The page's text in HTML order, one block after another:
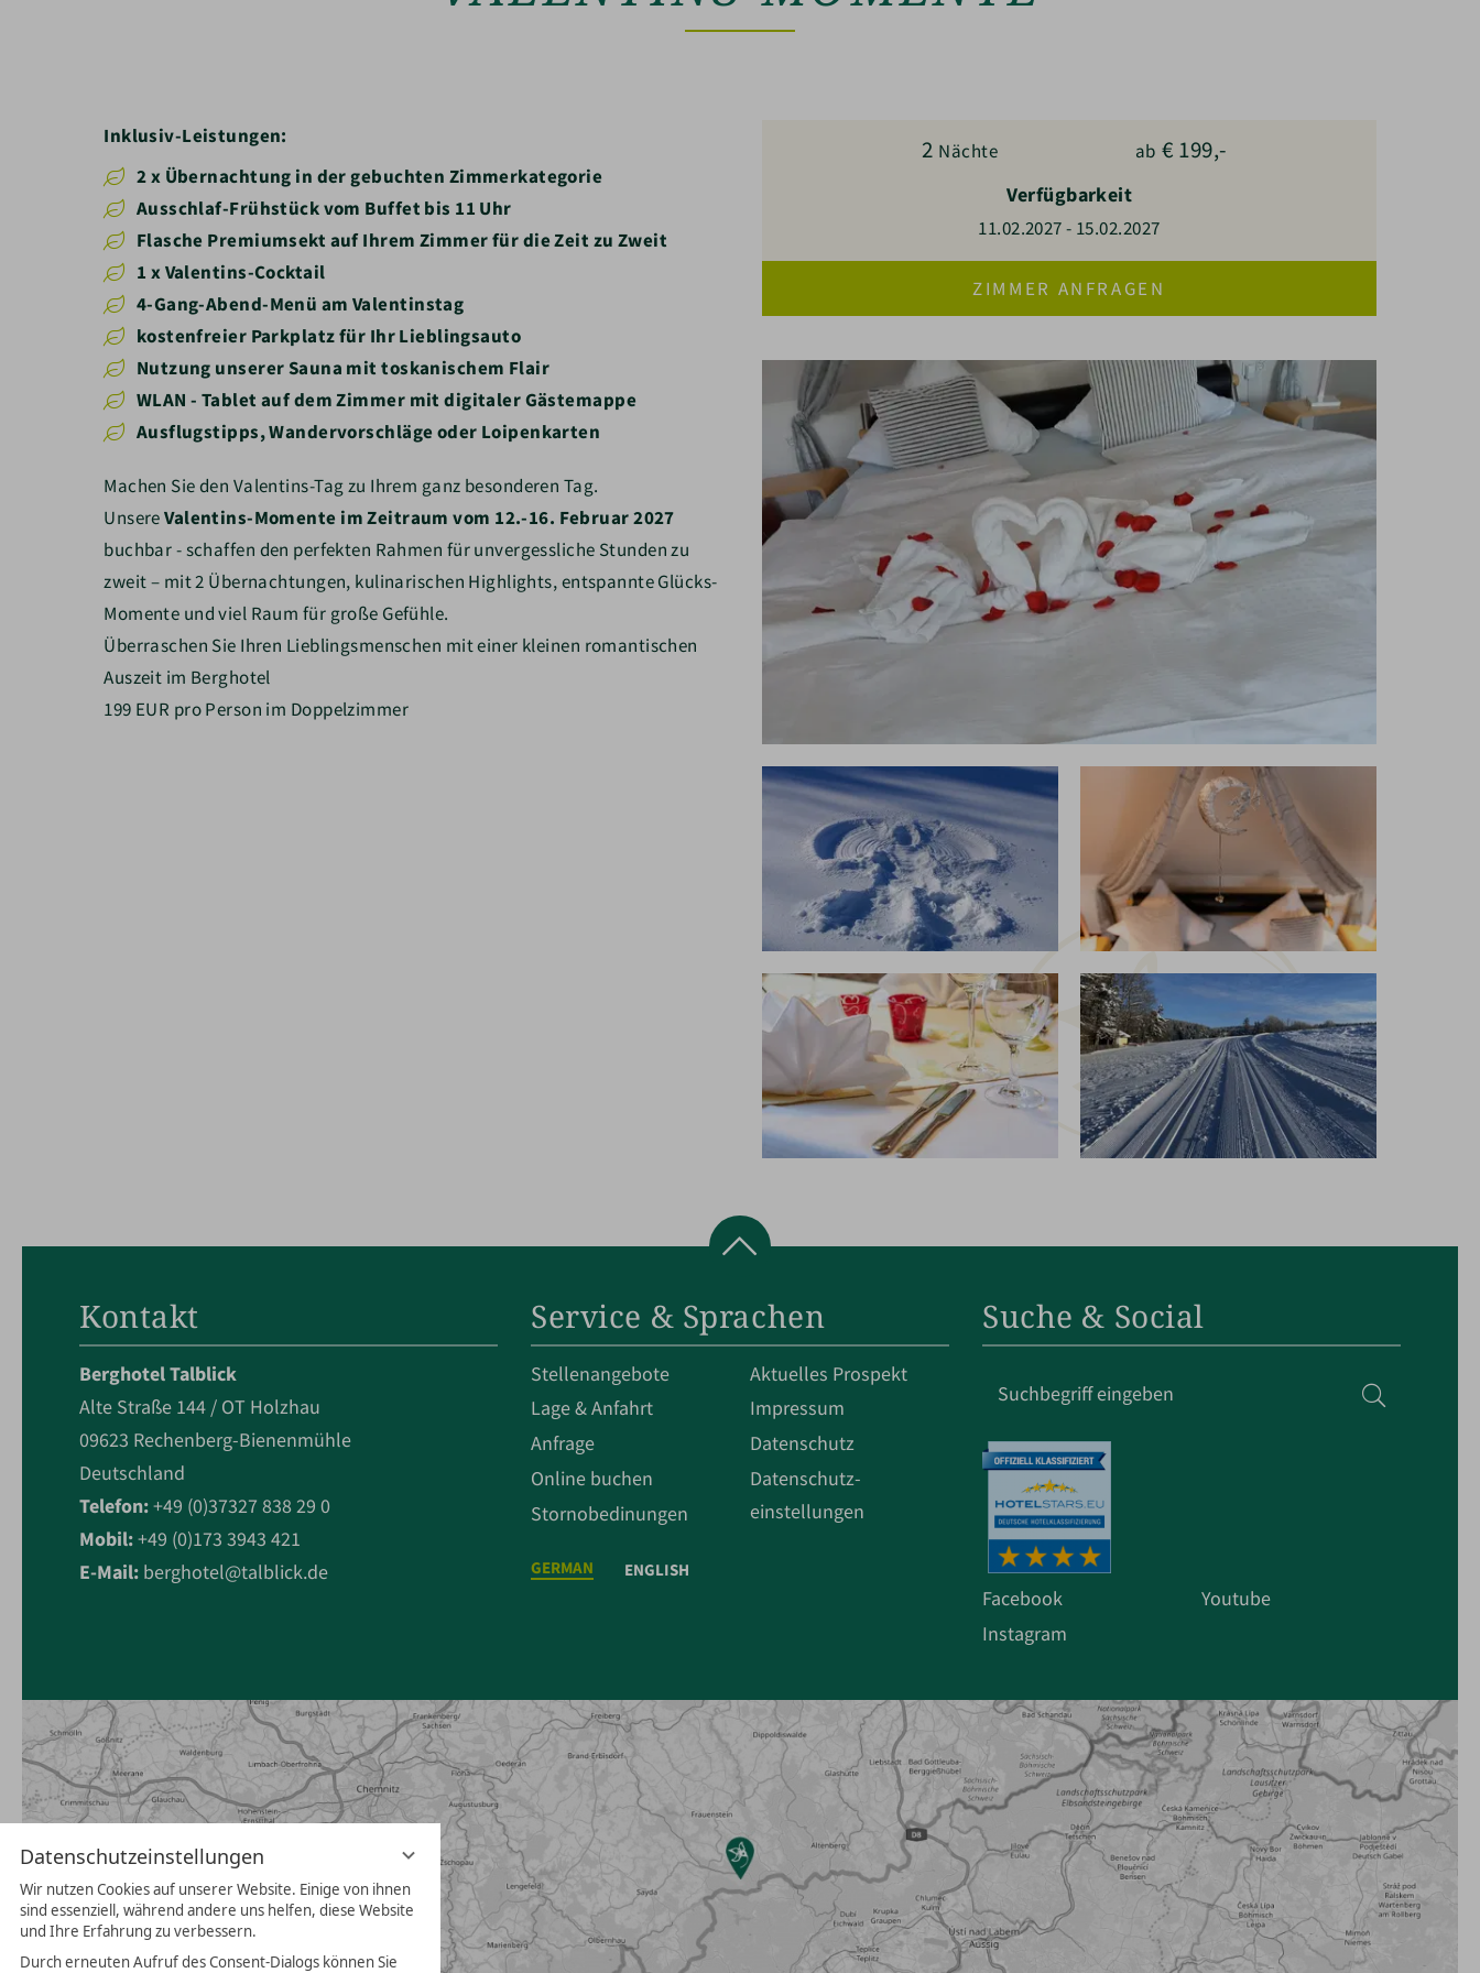
Datenschutzeinstellungen
Wir nutzen Cookies auf unserer Website. Einige von ihnen
sind essenziell, während andere uns helfen, diese Website
und Ihre Erfahrung zu verbessern.
Durch erneuten Aufruf des Consent-Dialogs können Sie
Inklusiv-Leistungen:
2 x Übernachtung in der gebuchten Zimmerkategorie
Ausschlaf-Frühstück vom Buffet bis 11 Uhr
Flasche Premiumsekt auf Ihrem Zimmer für die Zeit zu Zweit
1 x Valentins-Cocktail
4-Gang-Abend-Menü am Valentinstag
kostenfreier Parkplatz für Ihr Lieblingsauto
Nutzung unserer Sauna mit toskanischem Flair
WLAN - Tablet auf dem Zimmer mit digitaler Gästemappe
Ausflugstipps, Wandervorschläge oder Loipenkarten
Machen Sie den Valentins-Tag zu Ihrem ganz besonderen Tag.
UnsereValentins-Momente im Zeitraum vom 12.-16. Februar 2027
buchbar -schaffen den perfekten Rahmen für unvergessliche Stunden zu
zweit – mit 2 Übernachtungen, kulinarischen Highlights, entspannte Glücks-
Momente und viel Raum für große Gefühle.
Überraschen Sie Ihren Lieblingsmenschen mit einer kleinen romantischen
Auszeit im Berghotel
199 EUR pro Person im Doppelzimmer
2 Nächte ab € 199,-
Verfügbarkeit
11.02.2027- 15.02.2027
ZIMMER ANFRAGEN
Kontakt
Berghotel Talblick
Alte Straße 144 / OT Holzhau
09623 Rechenberg-Bienenmühle
Deutschland
Telefon:+49 (0)37327 838 29 0
Mobil:+49 (0)173 3943 421
E-Mail: berghotel@talblick.de
Service & Sprachen
Stellenangebote
Lage & Anfahrt
Anfrage
Online buchen
Stornobedinungen
Aktuelles Prospekt
Impressum
Datenschutz
Datenschut­z­
einstellungen
GERMAN ENGLISH
Suche & Social
Suchbegriff
Facebook
Instagram
Youtube